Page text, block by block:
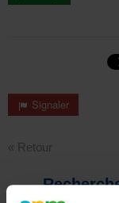
Signaler
« Retour